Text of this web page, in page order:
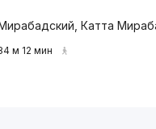
Катта
м 12 мин